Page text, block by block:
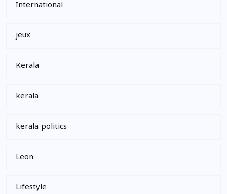
International
jeux
Kerala
kerala
kerala politics
Leon
Lifestyle